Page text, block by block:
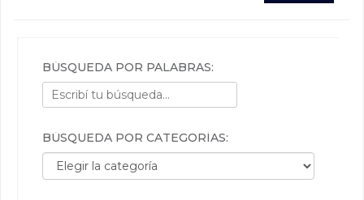
BÚSQUEDA POR PALABRAS:
BÚSQUEDA POR CATEGORÍAS:
Búsqueda por categorías: